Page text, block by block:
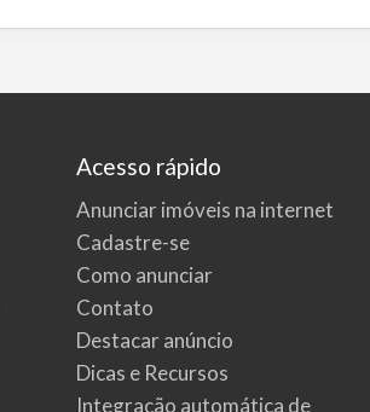
Acesso rápido
Anunciar imóveis na internet
Cadastre-se
Como anunciar
Contato
Destacar anúncio
Dicas e Recursos
Integração automática de